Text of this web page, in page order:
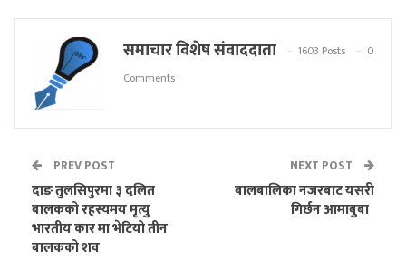
समाचार विशेष संवाददाता 1603 Posts
0
Comments
PREV POST
दाङ तुलसिपुरमा ३ दलित
बालकको रहस्यमय मृत्यु
भारतीय कार मा भेटियो तीन
बालकको शव
NEXT POST
बालबालिका नजरबाट यसरी
गिर्छन आमाबुबा